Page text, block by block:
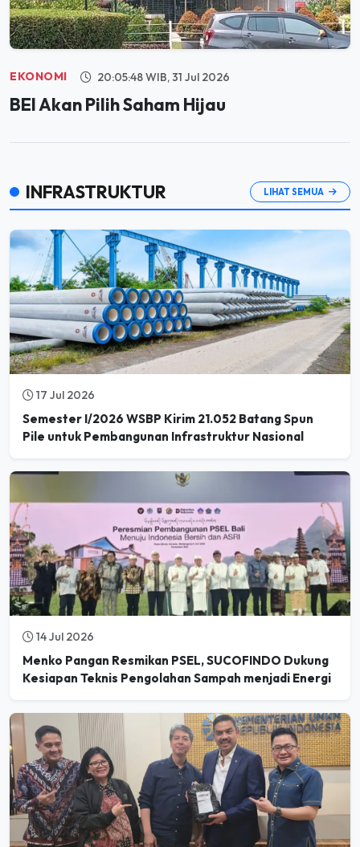
EKONOMI 20:05:48 WIB, 31 Jul 2026
BEI Akan Pilih Saham Hijau
17 Jul 2026
Semester I/2026 WSBP Kirim 21.052 Batang Spun
14 Jul 2026
Menko Pangan Resmikan PSEL, SUCOFINDO Dukung